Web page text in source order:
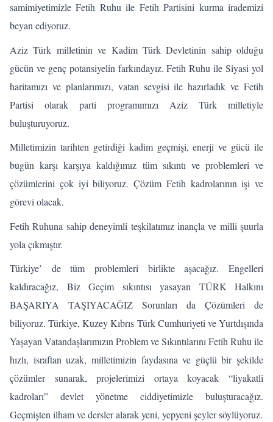
samimiyetimizle Fetih Ruhu ile Fetih Partisini kurma irademizi
beyan ediyoruz.
Aziz Türk milletinin ve Kadim Türk Devletinin sahip olduğu
gücün ve genç potansiyelin farkındayız. Fetih Ruhu ile Siyasi yol
haritamızı ve planlarımızı, vatan sevgisi ile hazırladık ve Fetih
Partisi olarak parti programımızı Aziz Türk milletiyle
buluşturuyoruz.
Milletimizin tarihten getirdiği kadim geçmişi, enerji ve gücü ile
bugün karşı karşıya kaldığımız tüm sıkıntı ve problemleri ve
çözümlerini çok iyi biliyoruz. Çözüm Fetih kadrolarının işi ve
görevi olacak.
Fetih Ruhuna sahip deneyimli teşkilatımız inançla ve milli şuurla
yola çıkmıştır.
Türkiye’ de tüm problemleri birlikte aşacağız. Engelleri
kaldıracağız, Biz Geçim sıkıntısı yasayan TÜRK Halkını
BAŞARIYA TAŞIYACAĞIZ Sorunları da Çözümleri de
biliyoruz. Türkiye, Kuzey Kıbrıs Türk Cumhuriyeti ve Yurtdışında
Yaşayan Vatandaşlarımızın Problem ve Sıkıntılarını Fetih Ruhu ile
hızlı, israftan uzak, milletimizin faydasına ve güçlü bir şekilde
çözümler sunarak, projelerimizi ortaya koyacak “liyakatli
kadroları” devlet yönetme ciddiyetimizle buluşturacağız.
Geçmişten ilham ve dersler alarak yeni, yepyeni şeyler söylüyoruz.